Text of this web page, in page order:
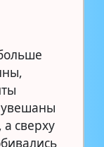
сверху